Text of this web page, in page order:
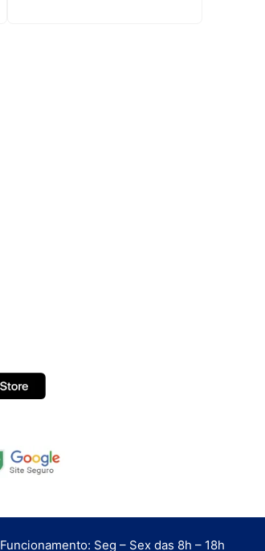
Funcionamento: Seg – Sex das 8h – 18h